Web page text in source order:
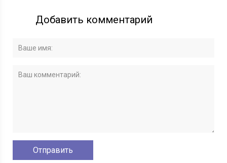
Добавить комментарий